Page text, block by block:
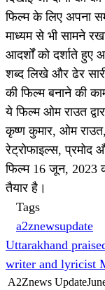
फिल्म के लिए अपना
माध्यम से भी सामने
आदर्शों को दर्शाते
शब्द लिखे और ढेर
की फिल्म बनाने की
ये फिल्म ओम राउत
कृष्ण कुमार, ओम
रेट्रोफाइल्स, प्रमोद
फिल्म 16 जून, 2023
तैयार है।
Tags
a2znewsupdate
Uttarakhand
writer and lyricist
A2Znews Update